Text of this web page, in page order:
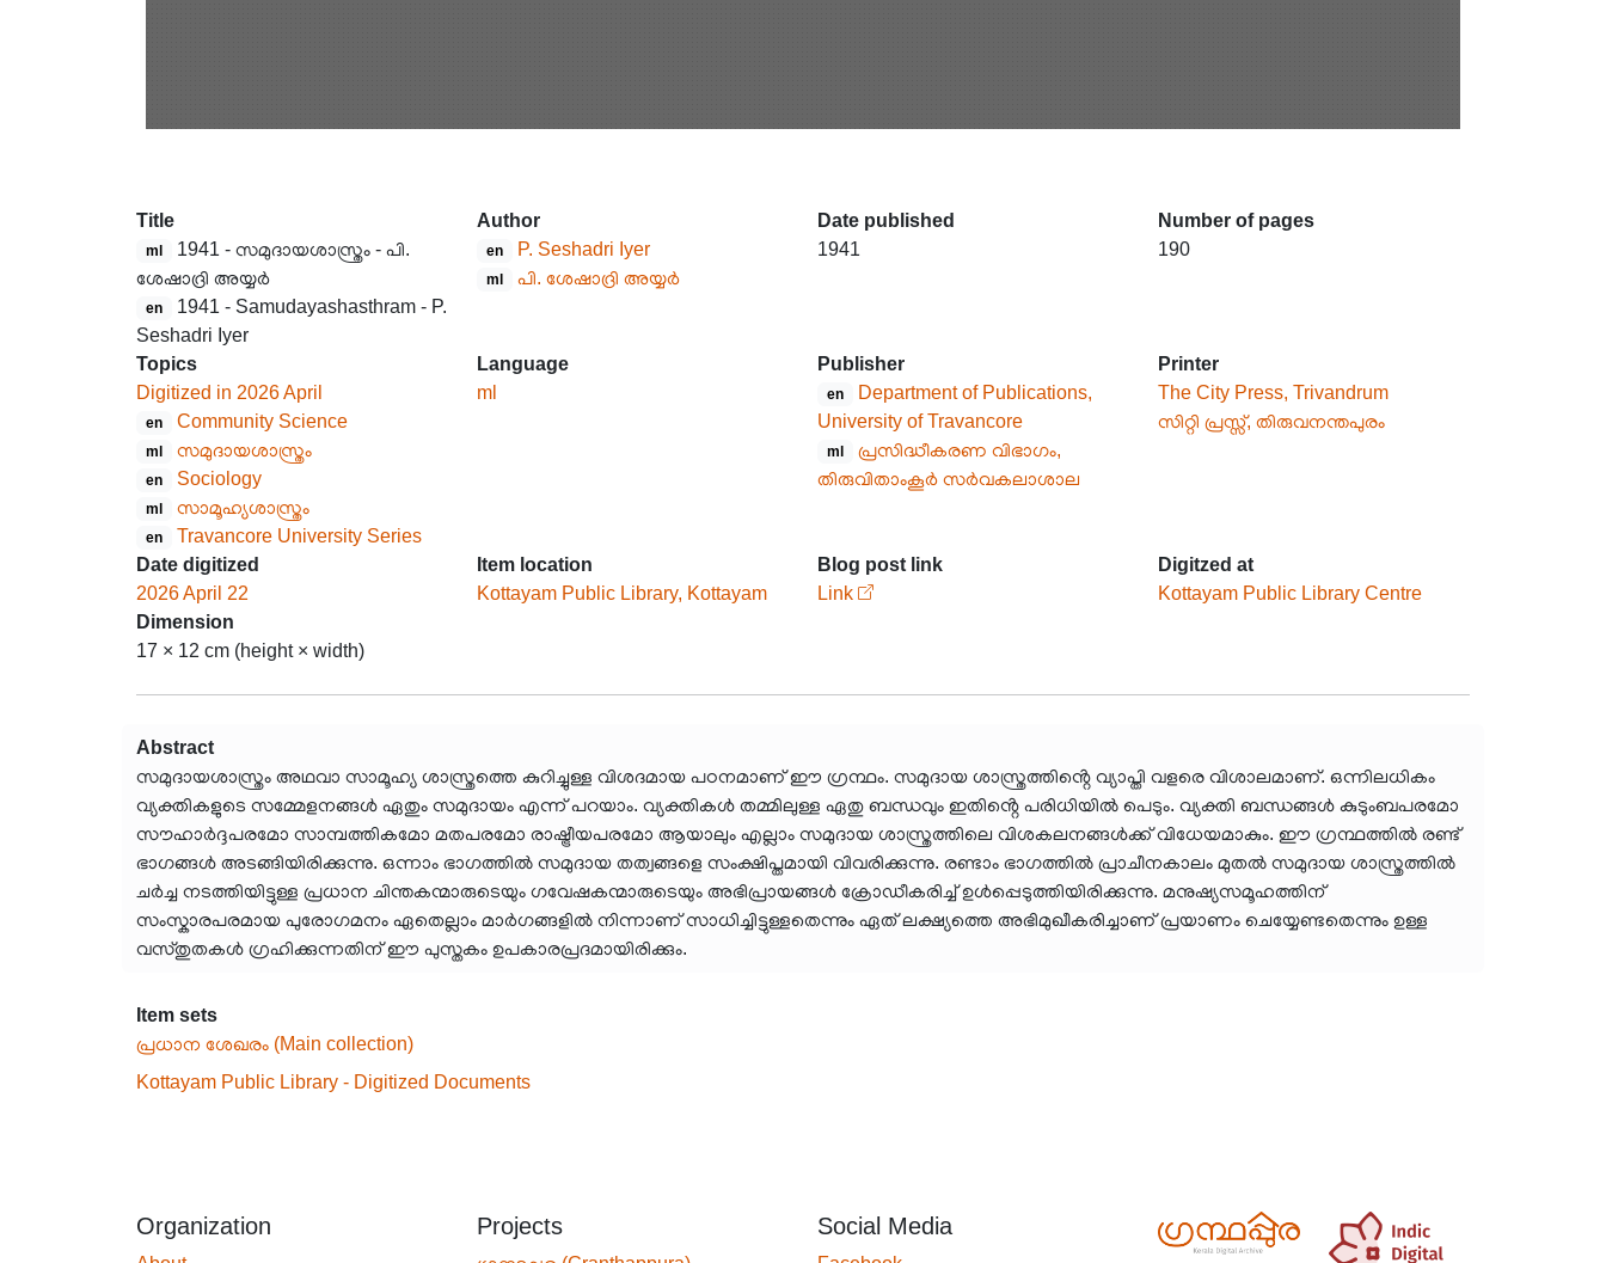
Title
ml
1941 - സമുദായശാസ്ത്രം - പി.
ശേഷാദ്രി അയ്യർ
en
1941 - Samudayashasthram - P.
Seshadri Iyer
Author
en P. Seshadri Iyer
ml പി. ശേഷാദ്രി അയ്യർ
Date published
1941
Number of pages
190
Topics
Digitized in 2026 April
en Community Science
ml സമുദായശാസ്ത്രം
en Sociology
ml സാമൂഹ്യശാസ്ത്രം
en Travancore University Series
Language
ml
Publisher
en
Department of Publications,
University of Travancore
ml
പ്രസിദ്ധീകരണ വിഭാഗം,
തിരുവിതാംകൂർ സർവകലാശാല
Printer
The City Press, Trivandrum
സിറ്റി പ്രസ്സ്, തിരുവനന്തപുരം
Date digitized
2026 April 22
Item location
Kottayam Public Library, Kottayam
Blog post link
Link
Digitzed at
Kottayam Public Library Centre
Dimension
17 × 12 cm (height × width)
Abstract
സമുദായശാസ്ത്രം അഥവാ സാമൂഹ്യ ശാസ്ത്രത്തെ കുറിച്ചുള്ള വിശദമായ പഠനമാണ് ഈ ഗ്രന്ഥം. സമുദായ ശാസ്ത്രത്തിൻ്റെ വ്യാപ്തി വളരെ വിശാലമാണ്. ഒന്നിലധികം
വ്യക്തികളുടെ സമ്മേളനങ്ങൾ ഏതും സമുദായം എന്ന് പറയാം. വ്യക്തികൾ തമ്മിലുള്ള ഏതു ബന്ധവും ഇതിൻ്റെ പരിധിയിൽ പെടും. വ്യക്തി ബന്ധങ്ങൾ കുടുംബപരമോ
സൗഹാർദ്ദപരമോ സാമ്പത്തികമോ മതപരമോ രാഷ്ട്രീയപരമോ ആയാലും എല്ലാം സമുദായ ശാസ്ത്രത്തിലെ വിശകലനങ്ങൾക്ക് വിധേയമാകും. ഈ ഗ്രന്ഥത്തിൽ രണ്ട്
ഭാഗങ്ങൾ അടങ്ങിയിരിക്കുന്നു. ഒന്നാം ഭാഗത്തിൽ സമുദായ തത്വങ്ങളെ സംക്ഷിപ്തമായി വിവരിക്കുന്നു. രണ്ടാം ഭാഗത്തിൽ പ്രാചീനകാലം മുതൽ സമുദായ ശാസ്ത്രത്തിൽ
ചർച്ച നടത്തിയിട്ടുള്ള പ്രധാന ചിന്തകന്മാരുടെയും ഗവേഷകന്മാരുടെയും അഭിപ്രായങ്ങൾ ക്രോഡീകരിച്ച് ഉൾപ്പെടുത്തിയിരിക്കുന്നു. മനുഷ്യസമൂഹത്തിന്
സംസ്കാരപരമായ പുരോഗമനം ഏതെല്ലാം മാർഗങ്ങളിൽ നിന്നാണ് സാധിച്ചിട്ടുള്ളതെന്നും ഏത് ലക്ഷ്യത്തെ അഭിമുഖീകരിച്ചാണ് പ്രയാണം ചെയ്യേണ്ടതെന്നും ഉള്ള
വസ്തുതകൾ ഗ്രഹിക്കുന്നതിന് ഈ പുസ്തകം ഉപകാരപ്രദമായിരിക്കും.
Item sets
പ്രധാന ശേഖരം (Main collection)
Kottayam Public Library - Digitized Documents
Organization Projects Social Media